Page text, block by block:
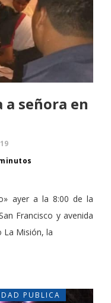
señora en
ayer a la 8:00 de la
Francisco y avenida
La Misión, la
PUBLICA